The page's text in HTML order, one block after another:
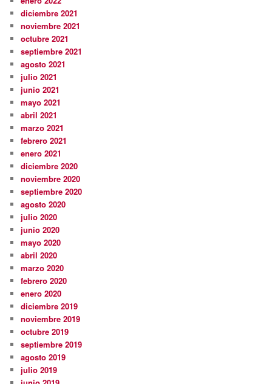
diciembre 2021
noviembre 2021
octubre 2021
septiembre 2021
agosto 2021
julio 2021
junio 2021
mayo 2021
abril 2021
marzo 2021
febrero 2021
enero 2021
diciembre 2020
noviembre 2020
septiembre 2020
agosto 2020
julio 2020
junio 2020
mayo 2020
abril 2020
marzo 2020
febrero 2020
enero 2020
diciembre 2019
noviembre 2019
octubre 2019
septiembre 2019
agosto 2019
julio 2019